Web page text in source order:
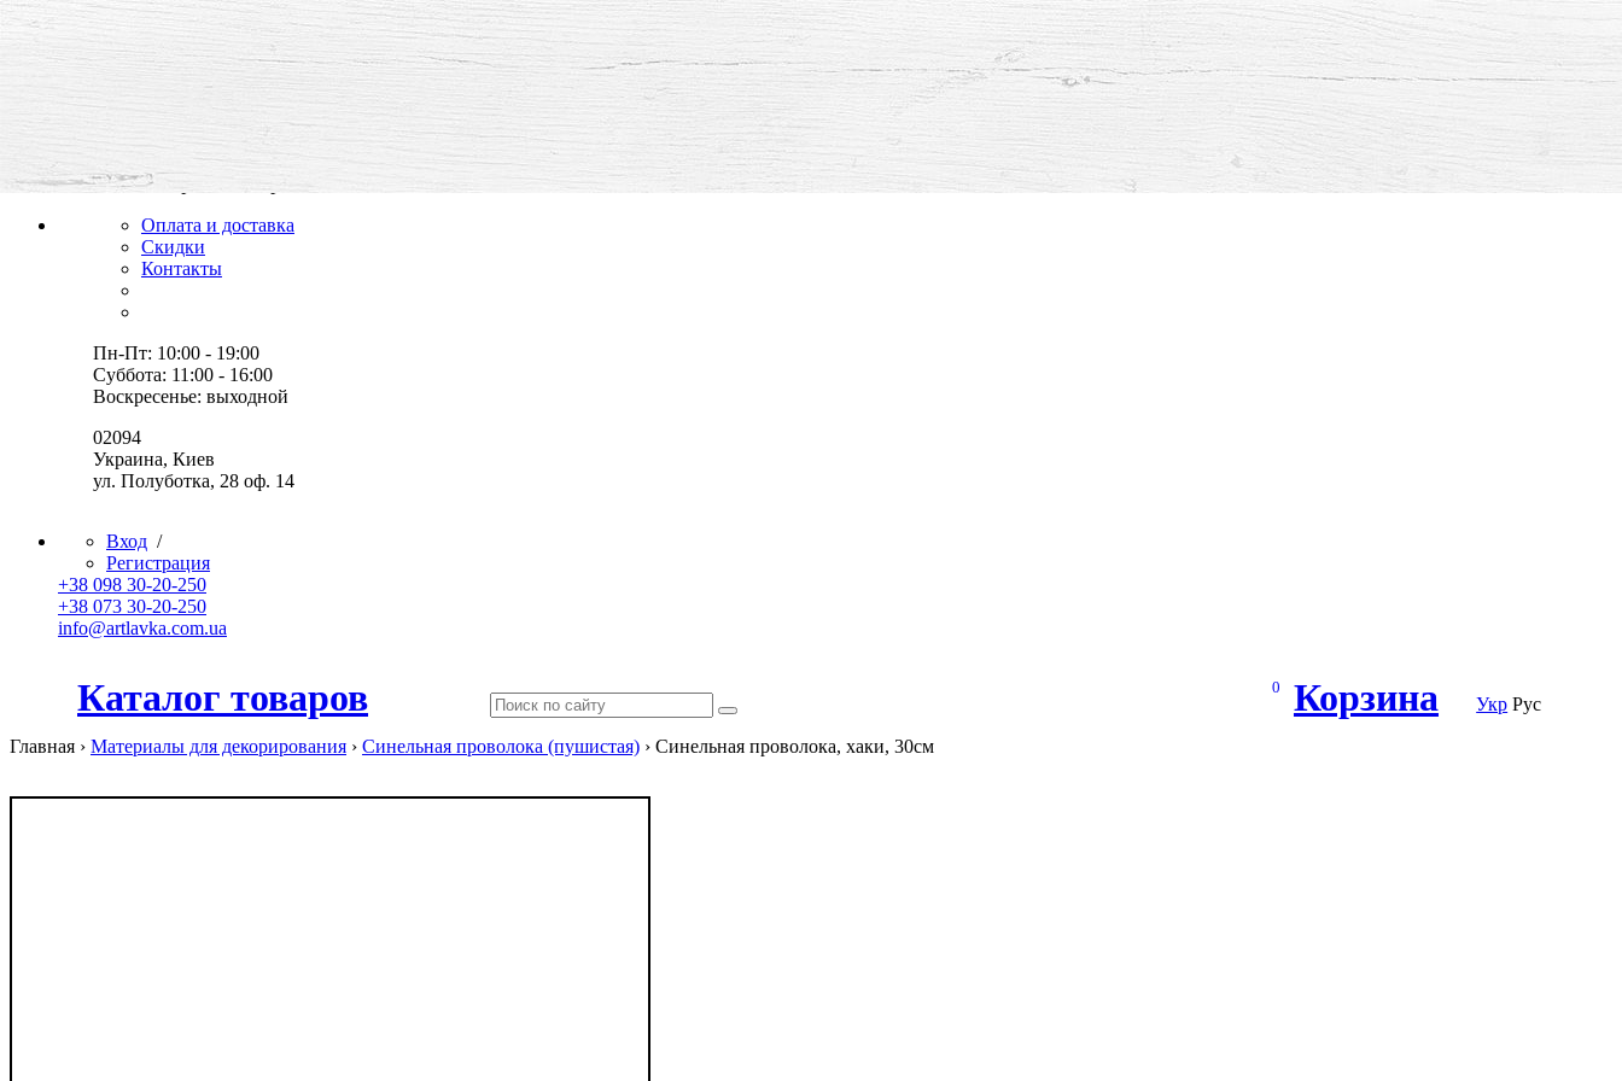
все для творчества и хобби,
товары, мастер-классы, идеи
Оплата и доставка
Скидки
Контакты
Пн-Пт: 10:00 - 19:00
Суббота: 11:00 - 16:00
Воскресенье: выходной
02094
Украина, Киев
ул. Полуботка, 28 оф. 14
Вход /
Регистрация
+38 098 30-20-250
+38 073 30-20-250
info@artlavka.com.ua
Каталог товаров Корзина
0
Укр Рус
Главная › Материалы для декорирования › Синельная проволока (пушистая) › Синельная проволока, хаки, 30см